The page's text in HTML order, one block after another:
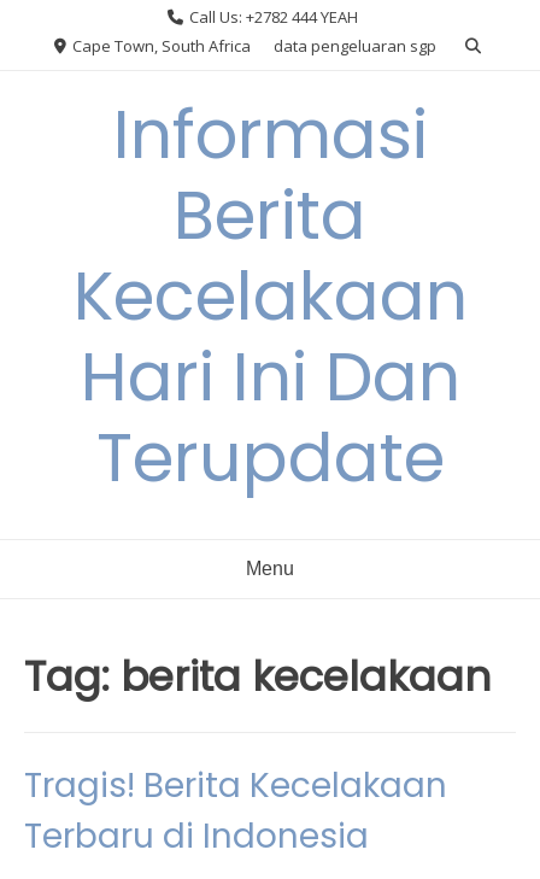
Call Us: +2782 444 YEAH
Cape Town, South Africa
data pengeluaran sgp
Informasi
Berita
Kecelakaan
Hari Ini Dan
Terupdate
Menu
Tag: berita kecelakaan
Tragis! Berita Kecelakaan
Terbaru di Indonesia